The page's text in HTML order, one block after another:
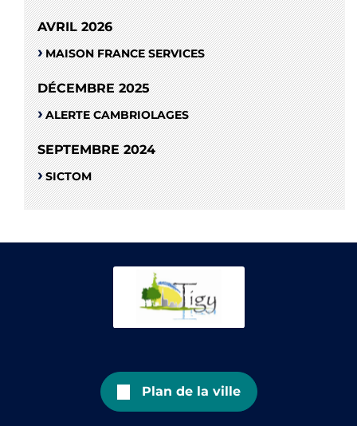
AVRIL 2026
MAISON FRANCE SERVICES
DÉCEMBRE 2025
ALERTE CAMBRIOLAGES
SEPTEMBRE 2024
SICTOM
Plan de la ville